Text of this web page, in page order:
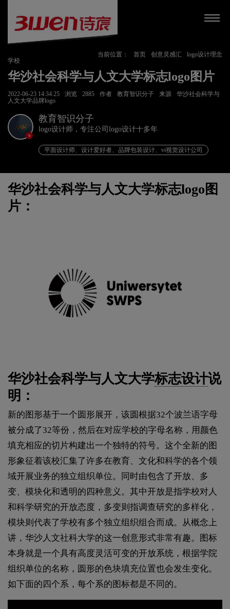
当前位置： 首页 创意灵感汇
logo设计理念
学校
华沙社会科学与人文大学标志logo图片
2022-06-23 14:34:25 浏览 2885 作者 教育智识分子 来源
华沙社会科学与
人文大学品牌logo
v
教育智识分子
logo设计师，专注公司logo设计十多年
平面设计师、设计爱好者、品牌包装设计、vi视觉设计公司
华沙社会科学与人文大学标志logo图
片：
华沙社会科学与人文大学标志设计说
明：
新的图形基于一个圆形展开，该圆根据32个波兰语字母
被分成了32等份，然后在对应学校的字母名称，用颜色
填充相应的切片构建出一个独特的符号。这个全新的图
形象征着该校汇集了许多在教育、文化和科学的各个领
域开展业务的独立组织单位。同时由包含了开放、多
变、模块化和透明的四种意义。其中开放是指学校对人
和科学研究的开放态度，多变则指调查研究的多样化，
模块则代表了学校有多个独立组织组合而成。从概念上
讲，华沙人文社科大学的这一创意形式非常有趣。图标
本身就是一个具有高度灵活可变的开放系统，根据学院
组织单位的名称，圆形的色块填充位置也会发生变化。
如下面的四个系，每个系的图标都是不同的。